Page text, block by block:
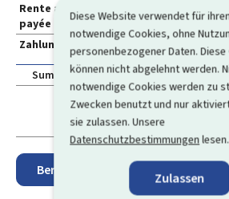
Diese Website verwendet für
notwendige Cookies, ohne
personenbezogener Daten.
können nicht abgelehnt werden.
notwendige Cookies werden zu
Zwecken benutzt und nur
sie zulassen. Unsere
Datenschutzbestimmungenlesen.
Zulassen
Rente alimentaire personnelle
payée
Zahlung von Unterhalt für Kinder
Summe